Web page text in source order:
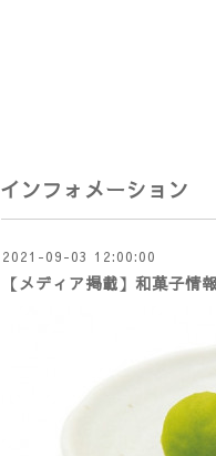
インフォメーション
2021-09-03 12:00:00
【メディア掲載】和菓子